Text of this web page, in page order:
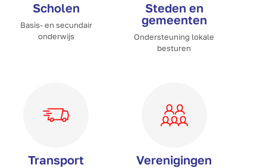
Scholen
Basis- en secundair
onderwijs
Steden en
gemeenten
Ondersteuning lokale
besturen
Transport Verenigingen